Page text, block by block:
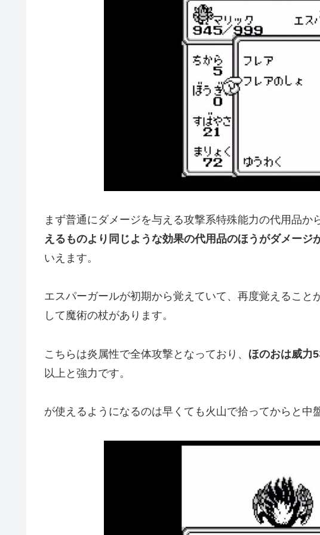
まず普通にダメージを与える攻撃系特殊能力の代用品か
えるものより同じような効果の代用品のほうがダメージ
いえます。
エスパーガールが初期から覚えていて、再度覚えること
して魔術の杖があります。
こちらは炎属性で全体攻撃となっており、 ほのおは威力
以上と強力です。
が使えるようになるのは早くても火山で拾ってからと中